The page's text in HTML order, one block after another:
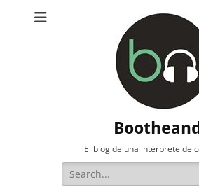
El blog de una intérprete de
Buscar: